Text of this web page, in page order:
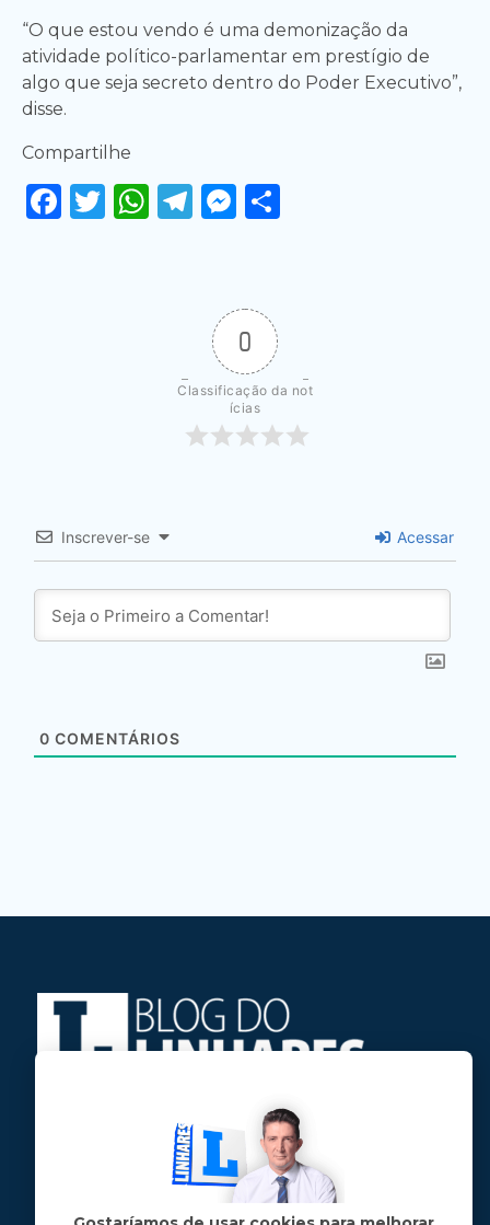
“O que estou vendo é uma demonização da
atividade político-parlamentar em prestígio de
algo que seja secreto dentro do Poder Executivo”,
disse.
Compartilhe
Facebook
Twitter
WhatsApp
Telegram
Messenger
0
Classificação da not
ícias
Inscrever-se Acessar
0 COMENTÁRIOS
Jose Linhares Jr é maranhense.
Formado em Jornalismo, estudou filosofia
e tem pós-graduações em ciência política